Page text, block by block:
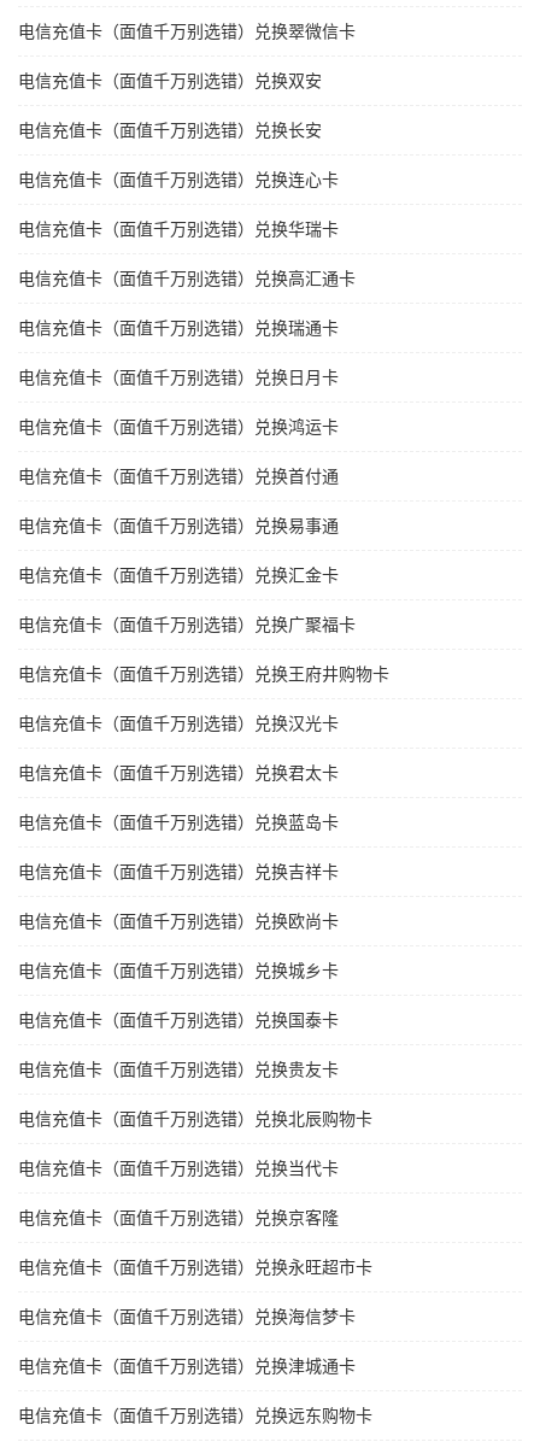
电信充值卡（面值千万别选错）兑换翠微信卡
电信充值卡（面值千万别选错）兑换双安
电信充值卡（面值千万别选错）兑换长安
电信充值卡（面值千万别选错）兑换连心卡
电信充值卡（面值千万别选错）兑换华瑞卡
电信充值卡（面值千万别选错）兑换高汇通卡
电信充值卡（面值千万别选错）兑换瑞通卡
电信充值卡（面值千万别选错）兑换日月卡
电信充值卡（面值千万别选错）兑换鸿运卡
电信充值卡（面值千万别选错）兑换首付通
电信充值卡（面值千万别选错）兑换易事通
电信充值卡（面值千万别选错）兑换汇金卡
电信充值卡（面值千万别选错）兑换广聚福卡
电信充值卡（面值千万别选错）兑换王府井购物卡
电信充值卡（面值千万别选错）兑换汉光卡
电信充值卡（面值千万别选错）兑换君太卡
电信充值卡（面值千万别选错）兑换蓝岛卡
电信充值卡（面值千万别选错）兑换吉祥卡
电信充值卡（面值千万别选错）兑换欧尚卡
电信充值卡（面值千万别选错）兑换城乡卡
电信充值卡（面值千万别选错）兑换国泰卡
电信充值卡（面值千万别选错）兑换贵友卡
电信充值卡（面值千万别选错）兑换北辰购物卡
电信充值卡（面值千万别选错）兑换当代卡
电信充值卡（面值千万别选错）兑换京客隆
电信充值卡（面值千万别选错）兑换永旺超市卡
电信充值卡（面值千万别选错）兑换海信梦卡
电信充值卡（面值千万别选错）兑换津城通卡
电信充值卡（面值千万别选错）兑换远东购物卡